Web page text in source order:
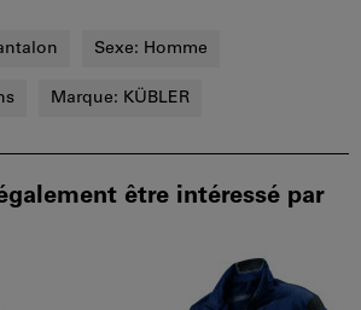
Sexe: Homme
Marque: KÜBLER
être intéressé par